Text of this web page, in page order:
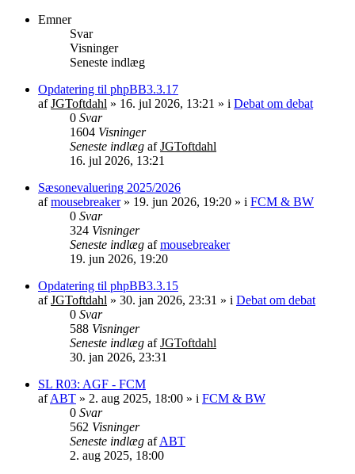
Emner
Svar
Visninger
Seneste indlæg
Opdatering til phpBB3.3.17
afJGToftdahl » 16. jul 2026, 13:21 » i Debat om debat
0 Svar
1604 Visninger
Seneste indlæg afJGToftdahl
16. jul 2026, 13:21
Sæsonevaluering 2025/2026
afmousebreaker» 19. jun 2026, 19:20 » i FCM & BW
0 Svar
324 Visninger
Seneste indlæg afmousebreaker
19. jun 2026, 19:20
Opdatering til phpBB3.3.15
afJGToftdahl » 30. jan 2026, 23:31 » i Debat om debat
0 Svar
588 Visninger
Seneste indlæg afJGToftdahl
30. jan 2026, 23:31
SL R03: AGF - FCM
afABT » 2. aug 2025, 18:00 » i FCM & BW
0 Svar
562 Visninger
Seneste indlæg afABT
2. aug 2025, 18:00